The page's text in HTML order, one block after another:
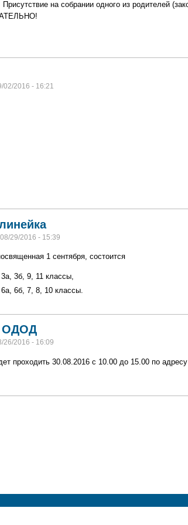
на собрании одного из родителей
02/2016 - 16:21
29/2016 - 15:39
1 сентября, состоится
3б, 9, 11 классы,
6б, 7, 8, 10 классы.
ОДОД
26/2016 - 16:09
проходить 30.08.2016 с 10.00 до 15.00 по адресу